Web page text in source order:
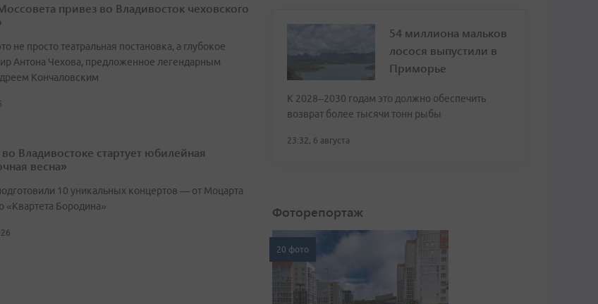
привез во Владивосток чеховского
не просто театральная постановка, а глубокое
Антона Чехова, предложенное легендарным
Кончаловским
во Владивостоке стартует юбилейная
весна»
10 уникальных концертов — от Моцарта
«Квартета Бородина»
54 миллиона мальков
лосося выпустили в
Приморье
К 2028–2030 годам это должно обеспечить
возврат более тысячи тонн рыбы
23:32, 6 августа
Фоторепортаж
20 фото